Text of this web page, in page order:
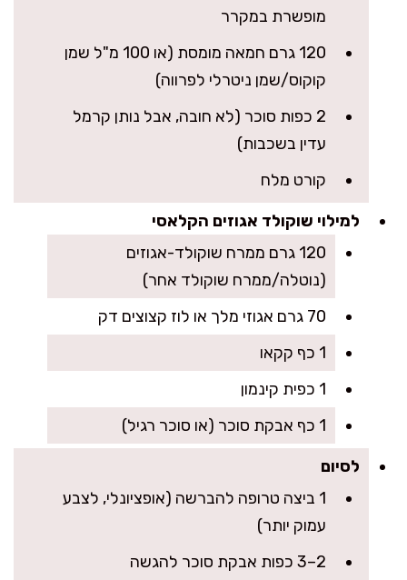
מופשרת במקרר
120 גרם חמאה מומסת (או 100 מ"ל שמן
קוקוס/שמן ניטרלי לפרווה)
2 כפות סוכר (לא חובה, אבל נותן קרמל
עדין בשכבות)
קורט מלח
למילוי שוקולד אגוזים הקלאסי
120 גרם ממרח שוקולד-אגוזים
(נוטלה/ממרח שוקולד אחר)
70 גרם אגוזי מלך או לוז קצוצים דק
1 כף קקאו
1 כפית קינמון
1 כף אבקת סוכר (או סוכר רגיל)
לסיום
1 ביצה טרופה להברשה (אופציונלי, לצבע
עמוק יותר)
2–3 כפות אבקת סוכר להגשה